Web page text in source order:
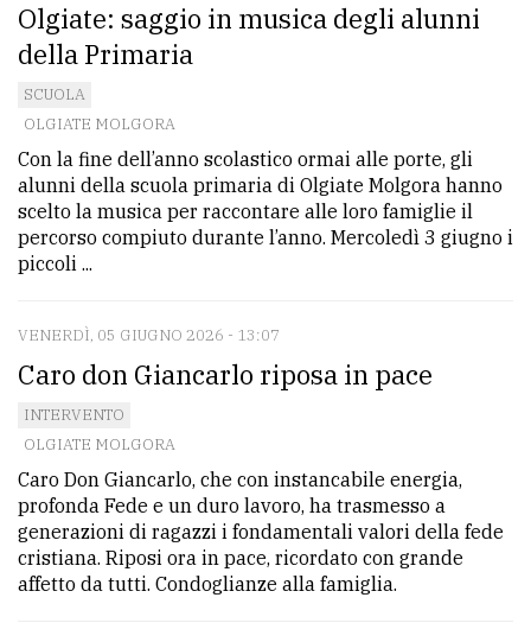
Olgiate: saggio in musica degli alunni
della Primaria
SCUOLA
OLGIATE MOLGORA
Con la fine dell’anno scolastico ormai alle porte, gli
alunni della scuola primaria di Olgiate Molgora hanno
scelto la musica per raccontare alle loro famiglie il
percorso compiuto durante l’anno. Mercoledì 3 giugno i
piccoli ...
VENERDÌ, 05 GIUGNO 2026 - 13:07
Caro don Giancarlo riposa in pace
INTERVENTO
OLGIATE MOLGORA
Caro Don Giancarlo, che con instancabile energia,
profonda Fede e un duro lavoro, ha trasmesso a
generazioni di ragazzi i fondamentali valori della fede
cristiana. Riposi ora in pace, ricordato con grande
affetto da tutti. Condoglianze alla famiglia.